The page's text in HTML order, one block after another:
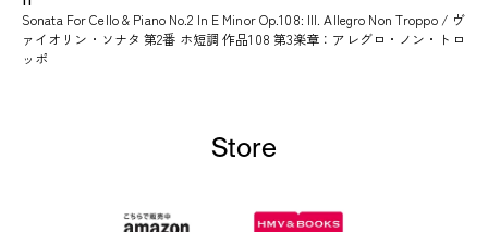
Sonata For Cello & Piano No.2 In E Minor Op.108: III. Allegro Non Troppo / ヴ
ァイオリン・ソナタ 第2番 ホ短調 作品108 第3楽章：アレグロ・ノン・トロ
ッポ
Store